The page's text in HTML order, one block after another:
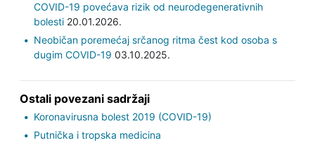
COVID-19 povećava rizik od neurodegenerativnih
bolesti20.01.2026.
Neobičan poremećaj srčanog ritma čest kod osoba s
dugim COVID-19 03.10.2025.
Ostali povezani sadržaji
Koronavirusna bolest 2019 (COVID-19)
Putnička i tropska medicina